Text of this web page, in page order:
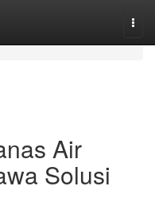
Air
Solusi